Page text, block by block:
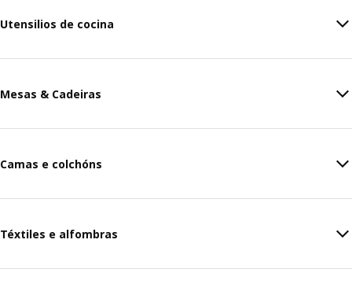
Utensilios de cocina
Mesas & Cadeiras
Camas e colchóns
Téxtiles e alfombras